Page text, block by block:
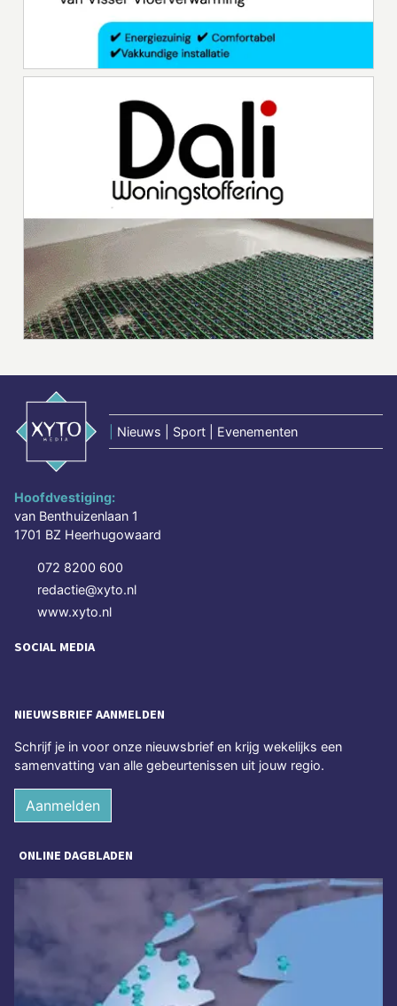
Nieuws | Sport | Evenementen
Hoofdvestiging:
van Benthuizenlaan 1
1701 BZ Heerhugowaard
072 8200 600
redactie@xyto.nl
www.xyto.nl
SOCIAL MEDIA
NIEUWSBRIEF AANMELDEN
Schrijf je in voor onze nieuwsbrief en krijg wekelijks een
samenvatting van alle gebeurtenissen uit jouw regio.
Aanmelden
ONLINE DAGBLADEN